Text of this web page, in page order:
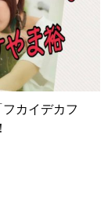
カイデカフ